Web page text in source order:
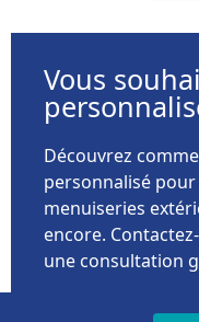
Vous
Découvrez
personnalisé
menuiseries
encore.
une consultation